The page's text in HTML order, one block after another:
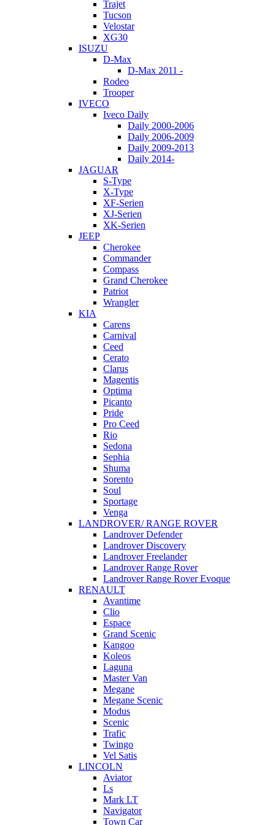
Trajet
Tucson
Velostar
XG30
ISUZU
D-Max
D-Max 2011 -
Rodeo
Trooper
IVECO
Iveco Daily
Daily 2000-2006
Daily 2006-2009
Daily 2009-2013
Daily 2014-
JAGUAR
S-Type
X-Type
XF-Serien
XJ-Serien
XK-Serien
JEEP
Cherokee
Commander
Compass
Grand Cherokee
Patriot
Wrangler
KIA
Carens
Carnival
Ceed
Cerato
Clarus
Magentis
Optima
Picanto
Pride
Pro Ceed
Rio
Sedona
Sephia
Shuma
Sorento
Soul
Sportage
Venga
LANDROVER/ RANGE ROVER
Landrover Defender
Landrover Discovery
Landrover Freelander
Landrover Range Rover
Landrover Range Rover Evoque
RENAULT
Avantime
Clio
Espace
Grand Scenic
Kangoo
Koleos
Laguna
Master Van
Megane
Megane Scenic
Modus
Scenic
Trafic
Twingo
Vel Satis
LINCOLN
Aviator
Ls
Mark LT
Navigator
Town Car